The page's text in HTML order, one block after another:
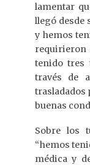
lamentar
llegó desde
y hemos
requirieron
tenido tres
través de
trasladados
buenas
Sobre los
“hemos
médica y